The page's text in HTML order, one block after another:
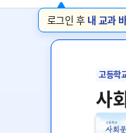
로그인 후 내 교과
고등학
사